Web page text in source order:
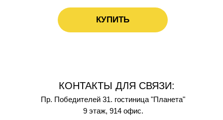
КУПИТЬ
КОНТАКТЫ ДЛЯ СВЯЗИ:
Пр. Победителей 31. гостиница "Планета"
9 этаж, 914 офис.